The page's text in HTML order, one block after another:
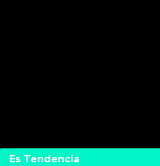
Es Tendencia